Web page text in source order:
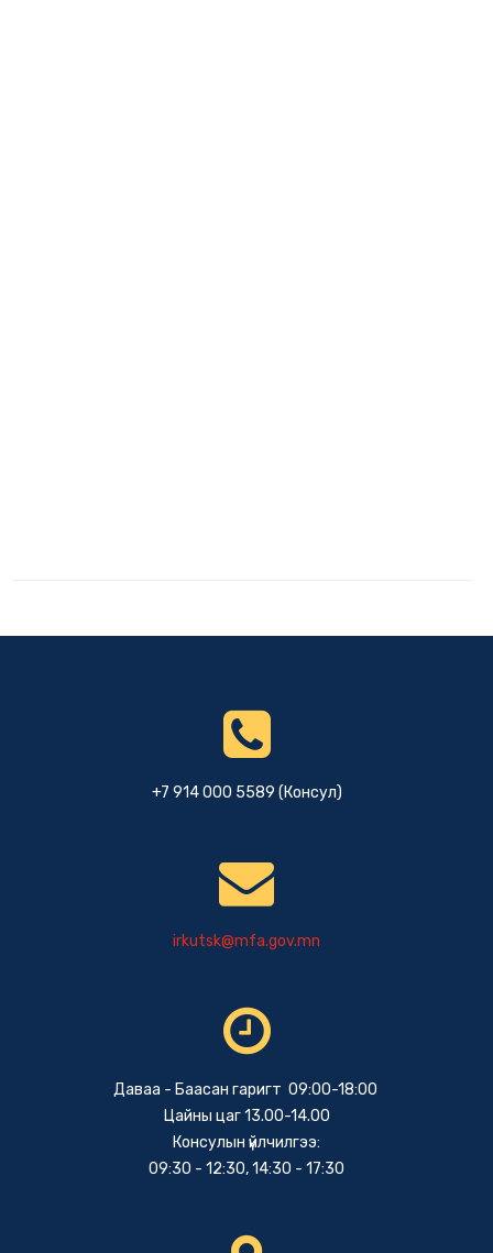
+7 914 000 5589 (Консул)
irkutsk@mfa.gov.mn
Даваа - Баасан гаригт 09:00-18:00
Цайны цаг 13.00-14.00
Консулын үйлчилгээ:
09:30 - 12:30, 14:30 - 17:30